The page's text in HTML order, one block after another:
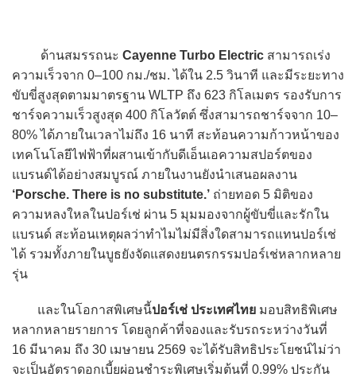
ด้านสมรรถนะ Cayenne Turbo Electric สามารถเร่ง
ความเร็วจาก 0–100 กม./ชม. ได้ใน 2.5 วินาที และมีระยะทาง
ขับขี่สูงสุดตามมาตรฐาน WLTP ถึง 623 กิโลเมตร รองรับการ
ชาร์จความเร็วสูงสุด 400 กิโลวัตต์ ซึ่งสามารถชาร์จจาก 10–
80% ได้ภายในเวลาไม่ถึง 16 นาที สะท้อนความก้าวหน้าของ
เทคโนโลยีไฟฟ้าที่ผสานเข้ากับดีเอ็นเอความสปอร์ตของ
แบรนด์ได้อย่างสมบูรณ์ ภายในงานยังนำเสนอผลงาน
‘Porsche. There is no substitute.’ ถ่ายทอด 5 มิติของ
ความหลงใหลในปอร์เช่ ผ่าน 5 มุมมองจากผู้ขับขี่และรักใน
แบรนด์ สะท้อนเหตุผลว่าทำไมไม่มีสิ่งใดสามารถแทนปอร์เช่
ได้ รวมทั้งภายในบูธยังจัดแสดงยนตรกรรมปอร์เช่หลากหลาย
รุ่น
และในโอกาสพิเศษนี้ปอร์เช่ ประเทศไทย มอบสิทธิพิเศษ
หลากหลายรายการ โดยลูกค้าที่จองและรับรถระหว่างวันที่
16 มีนาคม ถึง 30 เมษายน 2569 จะได้รับสิทธิประโยชน์ไม่ว่า
จะเป็นอัตราดอกเบี้ยผ่อนชำระพิเศษเริ่มต้นที่ 0.99% ประกัน